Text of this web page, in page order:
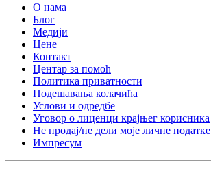
О нама
Блог
Медији
Цене
Контакт
Центар за помоћ
Политика приватности
Подешавања колачића
Услови и одредбе
Уговор о лиценци крајњег корисника
Не продај/не дели моје личне податке
Импресум